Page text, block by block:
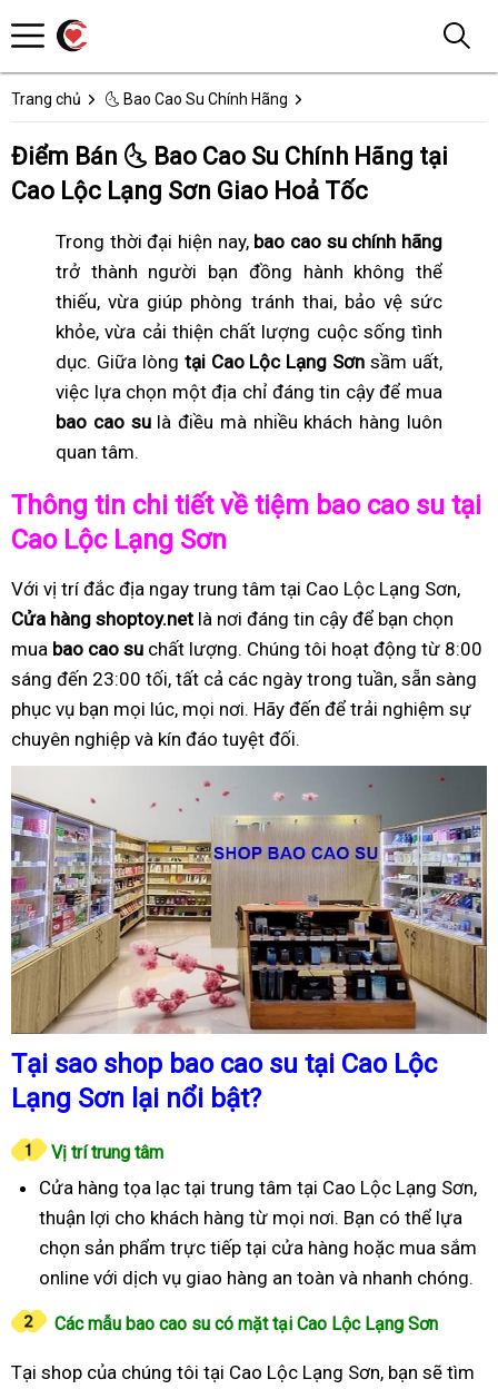
Trang chủ 🌜 Bao Cao Su Chính Hãng
Điểm Bán 🌜 Bao Cao Su Chính Hãng tại
Cao Lộc Lạng Sơn Giao Hoả Tốc
Trong thời đại hiện nay, bao cao su chính hãng
trở thành người bạn đồng hành không thể
thiếu, vừa giúp phòng tránh thai, bảo vệ sức
khỏe, vừa cải thiện chất lượng cuộc sống tình
dục. Giữa lòng tại Cao Lộc Lạng Sơn sầm uất,
việc lựa chọn một địa chỉ đáng tin cậy để mua
bao cao sulà điều mà nhiều khách hàng luôn
quan tâm.
Thông tin chi tiết về tiệm bao cao su tại
Cao Lộc Lạng Sơn
Với vị trí đắc địa ngay trung tâm tại Cao Lộc Lạng Sơn,
Cửa hàng shoptoy.net là nơi đáng tin cậy để bạn chọn
mua bao cao su chất lượng. Chúng tôi hoạt động từ 8:00
sáng đến 23:00 tối, tất cả các ngày trong tuần, sẵn sàng
phục vụ bạn mọi lúc, mọi nơi. Hãy đến để trải nghiệm sự
chuyên nghiệp và kín đáo tuyệt đối.
Tại sao shop bao cao su tại Cao Lộc
Lạng Sơn lại nổi bật?
Vị trí trung tâm
Cửa hàng tọa lạc tại trung tâm tại Cao Lộc Lạng Sơn,
thuận lợi cho khách hàng từ mọi nơi. Bạn có thể lựa
chọn sản phẩm trực tiếp tại cửa hàng hoặc mua sắm
online với dịch vụ giao hàng an toàn và nhanh chóng.
Các mẫu bao cao su có mặt tại Cao Lộc Lạng Sơn
Tại shop của chúng tôi tại Cao Lộc Lạng Sơn, bạn sẽ tìm